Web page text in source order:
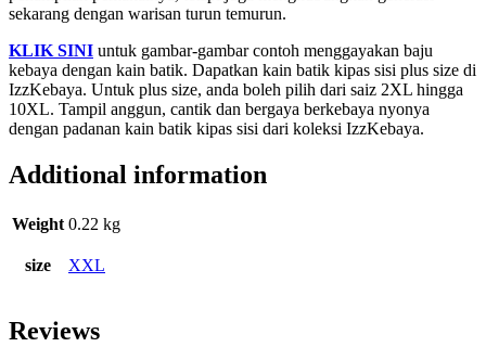
sekarang dengan warisan turun temurun.
KLIK SINI untuk gambar-gambar contoh menggayakan baju
kebaya dengan kain batik. Dapatkan kain batik kipas sisi plus size di
IzzKebaya. Untuk plus size, anda boleh pilih dari saiz 2XL hingga
10XL. Tampil anggun, cantik dan bergaya berkebaya nyonya
dengan padanan kain batik kipas sisi dari koleksi IzzKebaya.
Additional information
Weight 0.22 kg
size XXL
Reviews